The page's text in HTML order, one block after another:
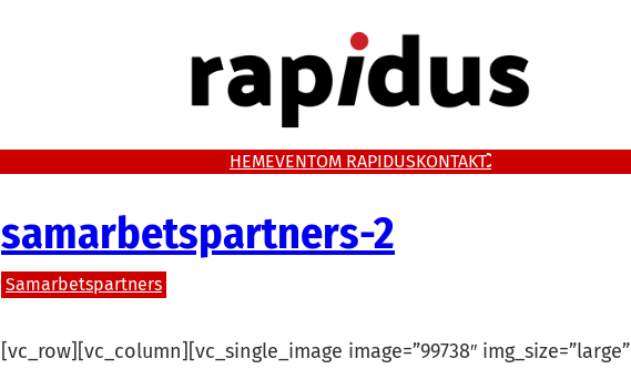
HEMEVENTOM RAPIDUSKONTAKT
samarbetspartners-2
Samarbetspartners
[vc_row][vc_column][vc_single_image image=”99738″ img_size=”large”